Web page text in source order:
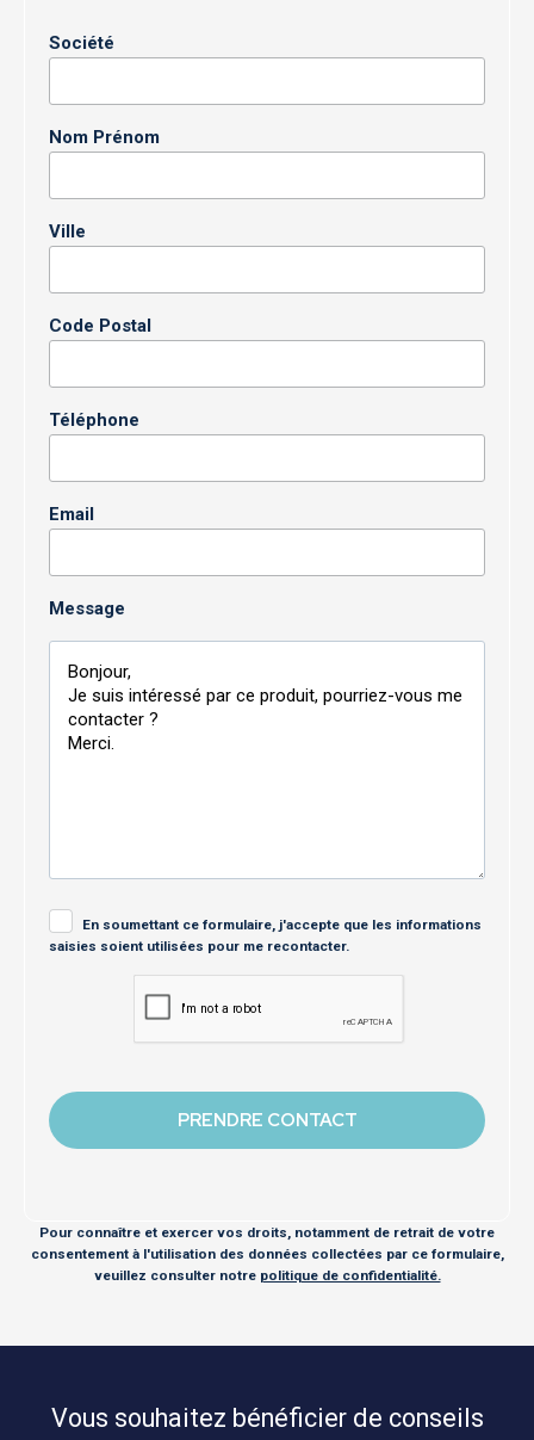
Société
Nom Prénom
Ville
Code Postal
Téléphone
Email
Message
En soumettant ce formulaire, j'accepte que les informations
saisies soient utilisées pour me recontacter.
Pour connaître et exercer vos droits, notamment de retrait de votre
consentement à l'utilisation des données collectées par ce formulaire,
veuillez consulter notre politique de confidentialité.
Vous souhaitez bénéficier de conseils